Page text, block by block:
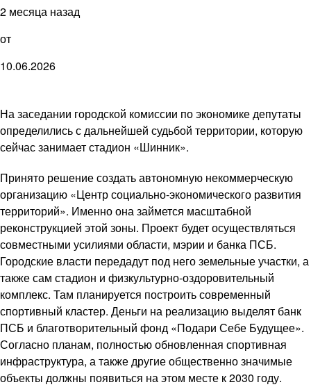
2 месяца назад
от
10.06.2026
На заседании городской комиссии по экономике депутаты
определились с дальнейшей судьбой территории, которую
сейчас занимает стадион «Шинник».
Принято решение создать автономную некоммерческую
организацию «Центр социально-экономического развития
территорий». Именно она займется масштабной
реконструкцией этой зоны. Проект будет осуществляться
совместными усилиями области, мэрии и банка ПСБ.
Городские власти передадут под него земельные участки, а
также сам стадион и физкультурно-оздоровительный
комплекс. Там планируется построить современный
спортивный кластер. Деньги на реализацию выделят банк
ПСБ и благотворительный фонд «Подари Себе Будущее».
Согласно планам, полностью обновленная спортивная
инфраструктура, а также другие общественно значимые
объекты должны появиться на этом месте к 2030 году.